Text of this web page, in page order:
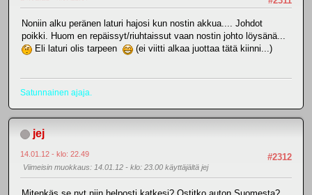
Noniin alku peränen laturi hajosi kun nostin akkua.... Johdot
poikki. Huom en repäissyt/riuhtaissut vaan nostin johto löysänä...
Eli laturi olis tarpeen
(ei viitti alkaa juottaa tätä kiinni...)
Satunnainen ajaja.
jej
#2312
14.01.12 - klo: 22.49
Viimeisin muokkaus: 14.01.12 - klo: 23.00 käyttäjältä jej